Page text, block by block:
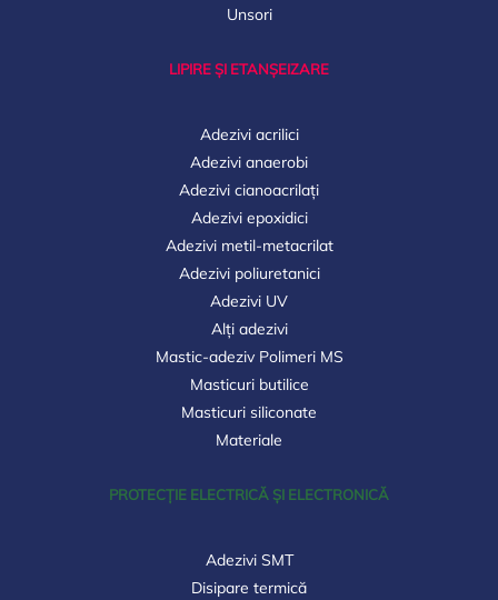
Unsori
LIPIRE ȘI ETANȘEIZARE
Adezivi acrilici
Adezivi anaerobi
Adezivi cianoacrilați
Adezivi epoxidici
Adezivi metil-metacrilat
Adezivi poliuretanici
Adezivi UV
Alți adezivi
Mastic-adeziv Polimeri MS
Masticuri butilice
Masticuri siliconate
Materiale
PROTECȚIE ELECTRICĂ ȘI ELECTRONICĂ
Adezivi SMT
Disipare termică